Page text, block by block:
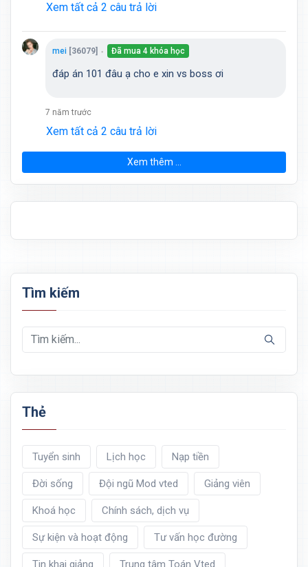
Xem tất cả 2 câu trả lời
mei [36079] ● Đã mua 4 khóa học
đáp án 101 đâu ạ cho e xin vs boss ơi
7 năm trước
Xem tất cả 2 câu trả lời
Xem thêm ...
Tìm kiếm
Thẻ
Tuyển sinh Lịch học Nạp tiền
Đời sống Đội ngũ Mod vted Giảng viên
Khoá học Chính sách, dịch vụ
Sự kiện và hoạt động Tư vấn học đường
Tin khai giảng Trung tâm Toán Vted